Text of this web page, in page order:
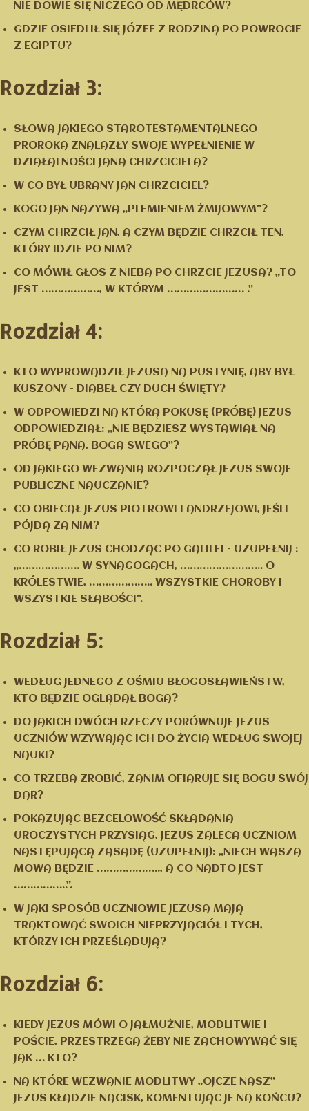
NIE DOWIE SIĘ NICZEGO OD MĘDRCÓW?
GDZIE OSIEDLIŁ SIĘ JÓZEF Z RODZINĄ PO POWROCIE
Z EGIPTU?
Rozdział 3:
SŁOWA JAKIEGO STAROTESTAMENTALNEGO
PROROKA ZNALAZŁY SWOJE WYPEŁNIENIE W
DZIAŁALNOŚCI JANA CHRZCICIELA?
W CO BYŁ UBRANY JAN CHRZCICIEL?
KOGO JAN NAZYWA „PLEMIENIEM ŻMIJOWYM”?
CZYM CHRZCIŁ JAN, A CZYM BĘDZIE CHRZCIŁ TEN,
KTÓRY IDZIE PO NIM?
CO MÓWIŁ GŁOS Z NIEBA PO CHRZCIE JEZUSA? „TO
JEST ………………, W KTÓRYM …………………… .”
Rozdział 4:
KTO WYPROWADZIŁ JEZUSA NA PUSTYNIĘ, ABY BYŁ
KUSZONY – DIABEŁ CZY DUCH ŚWIĘTY?
W ODPOWIEDZI NA KTÓRĄ POKUSĘ (PRÓBĘ) JEZUS
ODPOWIEDZIAŁ: „NIE BĘDZIESZ WYSTAWIAŁ NA
PRÓBĘ PANA, BOGA SWEGO”?
OD JAKIEGO WEZWANIA ROZPOCZĄŁ JEZUS SWOJE
PUBLICZNE NAUCZANIE?
CO OBIECAŁ JEZUS PIOTROWI I ANDRZEJOWI, JEŚLI
PÓJDĄ ZA NIM?
CO ROBIŁ JEZUS CHODZĄC PO GALILEI – UZUPEŁNIJ :
„………………. W SYNAGOGACH, …………………….. O
KRÓLESTWIE, ……………….. WSZYSTKIE CHOROBY I
WSZYSTKIE SŁABOŚCI”.
Rozdział 5:
WEDŁUG JEDNEGO Z OŚMIU BŁOGOSŁAWIEŃSTW,
KTO BĘDZIE OGLĄDAŁ BOGA?
DO JAKICH DWÓCH RZECZY PORÓWNUJE JEZUS
UCZNIÓW WZYWAJĄC ICH DO ŻYCIA WEDŁUG SWOJEJ
NAUKI?
CO TRZEBA ZROBIĆ, ZANIM OFIARUJE SIĘ BOGU SWÓJ
DAR?
POKAZUJĄC BEZCELOWOŚĆ SKŁADANIA
UROCZYSTYCH PRZYSIĄG, JEZUS ZALECA UCZNIOM
NASTĘPUJĄCĄ ZASADĘ (UZUPEŁNIJ): „NIECH WASZA
MOWA BĘDZIE ……………….., A CO NADTO JEST
……………..”.
W JAKI SPOSÓB UCZNIOWIE JEZUSA MAJĄ
TRAKTOWAĆ SWOICH NIEPRZYJACIÓŁ I TYCH,
KTÓRZY ICH PRZEŚLADUJĄ?
Rozdział 6:
KIEDY JEZUS MÓWI O JAŁMUŻNIE, MODLITWIE I
POŚCIE, PRZESTRZEGA ŻEBY NIE ZACHOWYWAĆ SIĘ
JAK … KTO?
NA KTÓRE WEZWANIE MODLITWY „OJCZE NASZ”
JEZUS KŁADZIE NACISK, KOMENTUJĄC JE NA KOŃCU?